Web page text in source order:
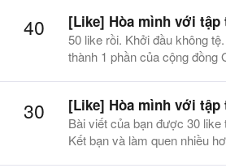
40 [Like] Hòa mình với tập
50 like rồi. Khởi đầu không
thành 1 phần của cộng đồng
30 [Like] Hòa mình với tập
Bài viết của bạn được 30
Kết bạn và làm quen nhiều